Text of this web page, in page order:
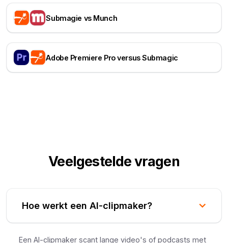
Submagie vs Munch
Adobe Premiere Pro versus Submagic
Veelgestelde vragen
Hoe werkt een AI-clipmaker?
Een AI-clipmaker scant lange video's of podcasts met